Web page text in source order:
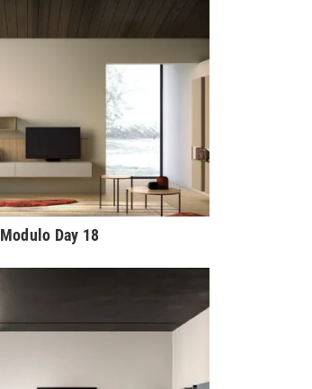
Modulo Day 18